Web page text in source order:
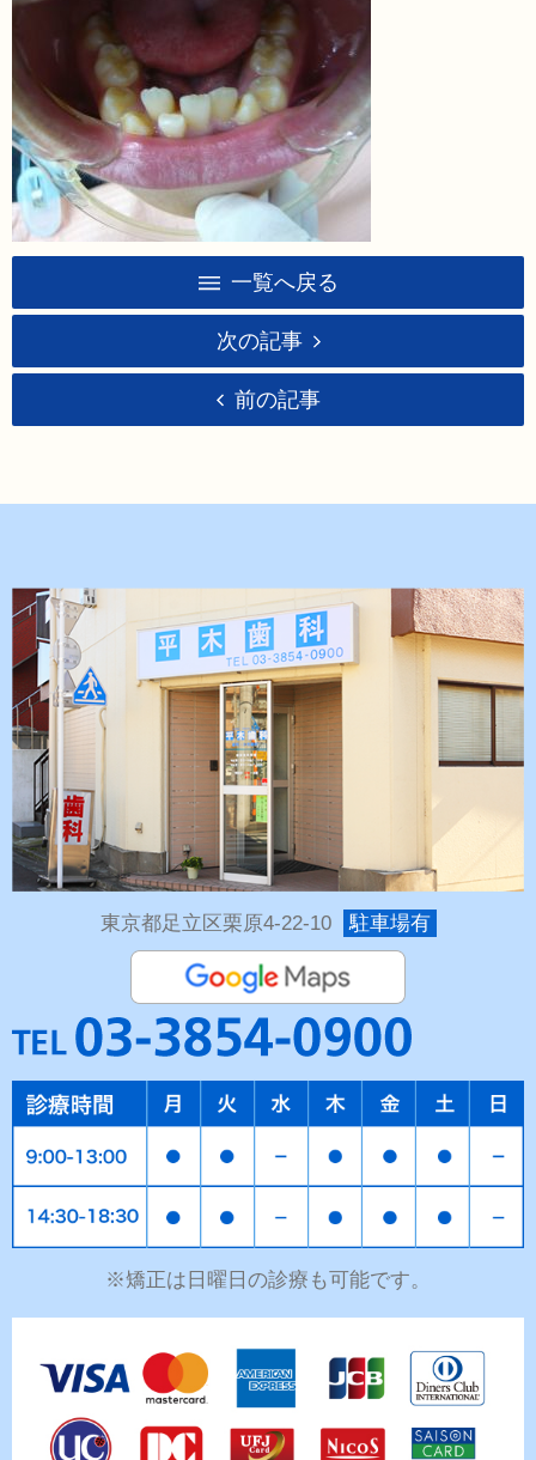
一覧へ戻る
次の記事
前の記事
東京都足立区栗原4-22-10 駐車場有
※矯正は日曜日の診療も可能です。